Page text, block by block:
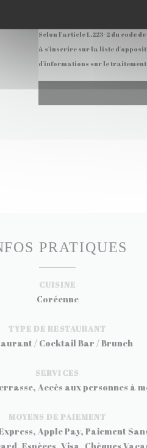
Selon l'article L.223-2 du code
à s'inscrire sur la liste
d'informations sur le traitement
PRATIQUES
CUISINE
Coréenne
TYPE DE RESTAURANT
/ Cocktail Bar / Brunch
SERVICES
Accès aux personnes à
MOYENS DE PAIEMENT
Apple Pay, Paiement
Espèces, Visa, Chèques